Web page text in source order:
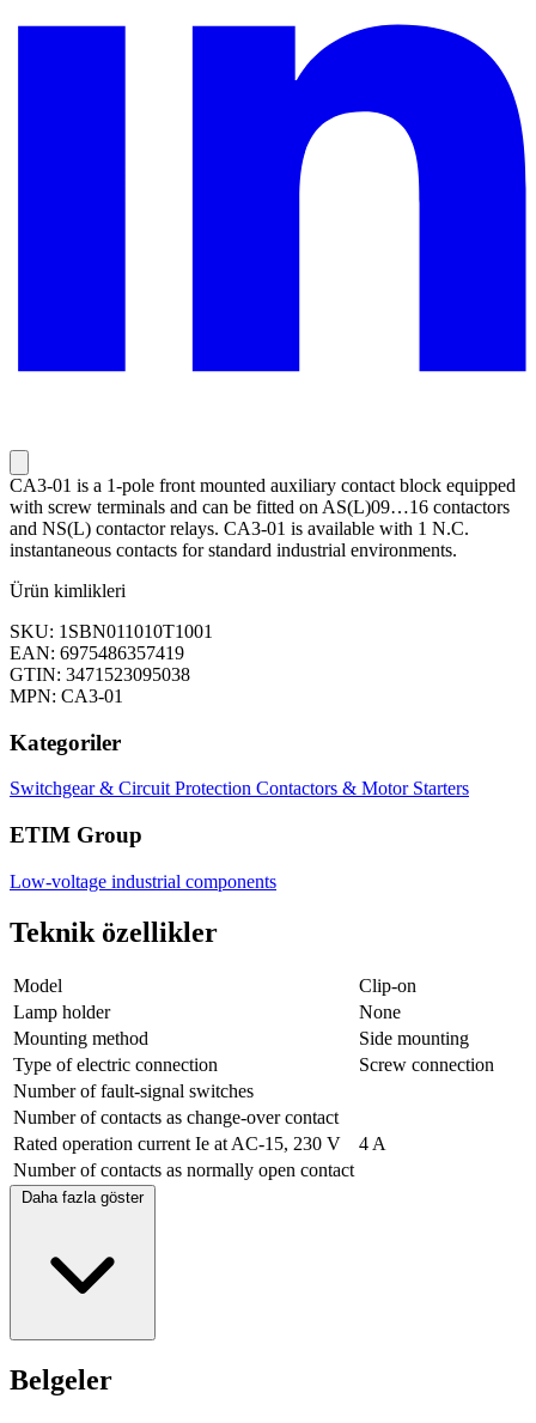
CA3-01 is a 1-pole front mounted auxiliary contact block equipped
with screw terminals and can be fitted on AS(L)09…16 contactors
and NS(L) contactor relays. CA3-01 is available with 1 N.C.
instantaneous contacts for standard industrial environments.
Ürün kimlikleri
SKU: 1SBN011010T1001
EAN: 6975486357419
GTIN: 3471523095038
MPN: CA3-01
Kategoriler
Switchgear & Circuit Protection Contactors & Motor Starters
ETIM Group
Low-voltage industrial components
Teknik özellikler
Model
Clip-on
Lamp holder
None
Mounting method
Side mounting
Type of electric connection
Screw connection
Number of fault-signal switches
Number of contacts as change-over contact
Rated operation current Ie at AC-15, 230 V
4 A
Number of contacts as normally open contact
Daha fazla göster
Belgeler